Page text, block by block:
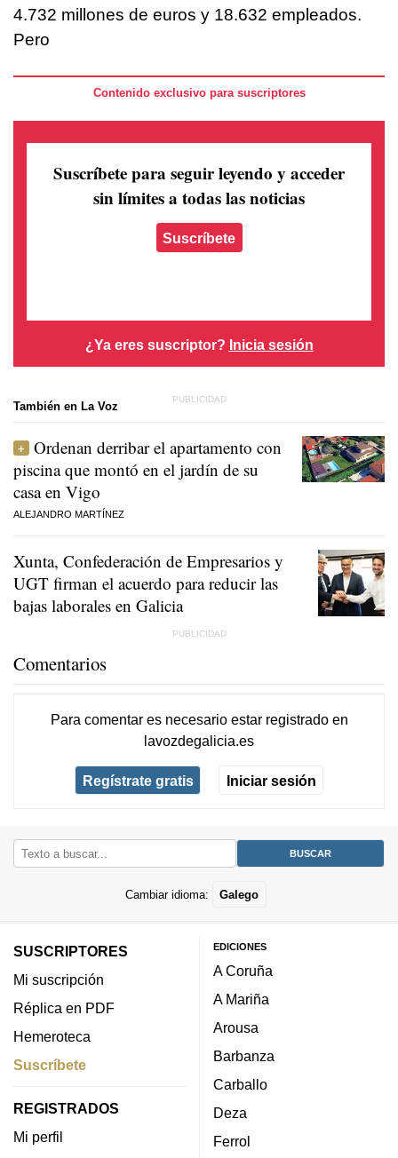
4.732 millones de euros y 18.632 empleados.
Pero
Contenido exclusivo para suscriptores
Suscríbete para seguir leyendo y acceder
sin límites a todas las noticias
Suscríbete
¿Ya eres suscriptor? Inicia sesión
También en La Voz
Ordenan derribar el apartamento con
piscina que montó en el jardín de su
casa en Vigo
ALEJANDRO MARTÍNEZ
Xunta, Confederación de Empresarios y
UGT firman el acuerdo para reducir las
bajas laborales en Galicia
Comentarios
Para comentar es necesario estar registradoen
lavozdegalicia.es
Regístrate gratis Iniciar sesión
Cambiar idioma: Galego
SUSCRIPTORES
Mi suscripción
Réplica en PDF
Hemeroteca
Suscríbete
REGISTRADOS
Mi perfil
EDICIONES
A Coruña
A Mariña
Arousa
Barbanza
Carballo
Deza
Ferrol